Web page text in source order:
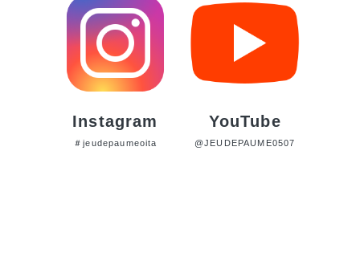
Instagram
＃jeudepaumeoita
YouTube
@JEUDEPAUME0507